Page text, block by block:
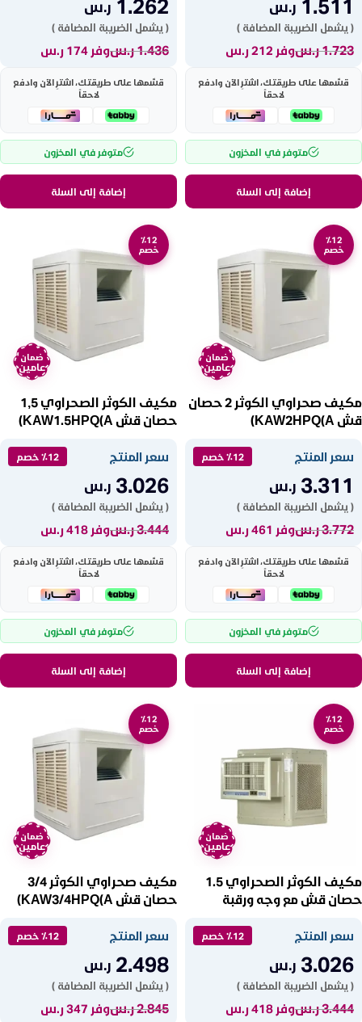
1.511 ر.س
( يشمل الضريبة المضافة )
1.723ر.سوفر 212 ر.س
قسّمها على طريقتك، اشترِ الآن وادفع
لاحقاً
متوفر في المخزون
إضافة إلى السلة
1.262 ر.س
( يشمل الضريبة المضافة )
1.436ر.سوفر 174 ر.س
قسّمها على طريقتك، اشترِ الآن وادفع
لاحقاً
متوفر في المخزون
إضافة إلى السلة
٪12
خصم
ضمان
عامين
مكيف صحراوي الكوثر 2 حصان
قش KAW2HPQ(A)
سعر المنتج ٪12 خصم
3.311 ر.س
( يشمل الضريبة المضافة )
3.772ر.سوفر 461 ر.س
قسّمها على طريقتك، اشترِ الآن وادفع
لاحقاً
متوفر في المخزون
إضافة إلى السلة
٪12
خصم
ضمان
عامين
مكيف الكوثر الصحراوي 1,5
حصان قش KAW1.5HPQ(A)
سعر المنتج ٪12 خصم
3.026 ر.س
( يشمل الضريبة المضافة )
3.444ر.سوفر 418 ر.س
قسّمها على طريقتك، اشترِ الآن وادفع
لاحقاً
متوفر في المخزون
إضافة إلى السلة
٪12
خصم
ضمان
عامين
مكيف الكوثر الصحراوي 1.5
حصان قش مع وجه ورقبة
سعر المنتج ٪12 خصم
3.026 ر.س
( يشمل الضريبة المضافة )
3.444ر.سوفر 418 ر.س
٪12
خصم
ضمان
عامين
مكيف صحراوي الكوثر 3/4
حصان قش KAW3/4HPQ(A)
سعر المنتج ٪12 خصم
2.498 ر.س
( يشمل الضريبة المضافة )
2.845ر.سوفر 347 ر.س